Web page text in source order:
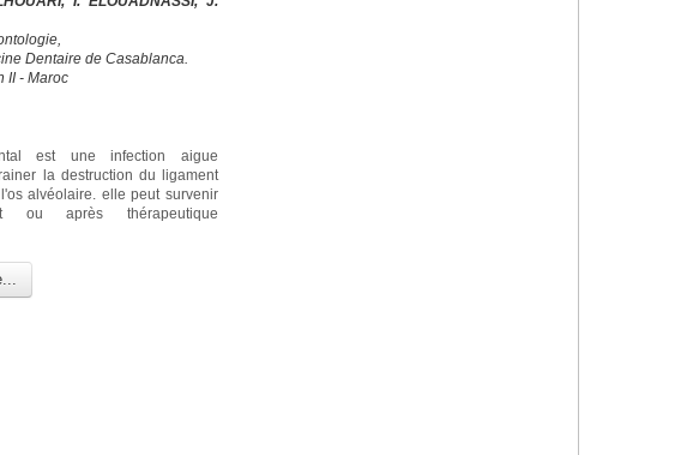
Dentaire de Casablanca.
II - Maroc
est une infection aigue
la destruction du ligament
alvéolaire. elle peut survenir
ou après thérapeutique